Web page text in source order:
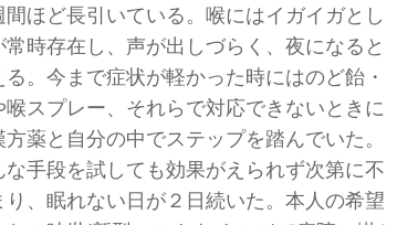
間ほど長引いている。喉にはイガイガとし
時存在し、声が出しづらく、夜になると
。今まで症状が軽かった時にはのど飴・
喉スプレー、それらで対応できないときに
薬と自分の中でステップを踏んでいた。
な手段を試しても効果がえられず次第に不
、眠れない日が２日続いた。本人の希望